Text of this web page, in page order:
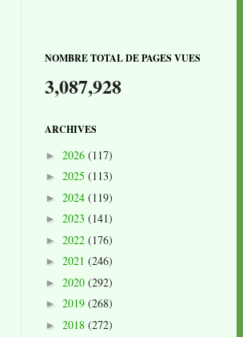
NOMBRE TOTAL DE PAGES VUES
3,087,928
ARCHIVES
► 2026 (117)
► 2025 (113)
► 2024 (119)
► 2023 (141)
► 2022 (176)
► 2021 (246)
► 2020 (292)
► 2019 (268)
► 2018 (272)